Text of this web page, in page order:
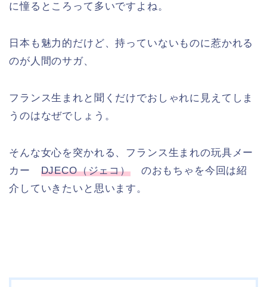
に憧るところって多いですよね。
日本も魅力的だけど、持っていないものに惹かれる
のが人間のサガ、
フランス生まれと聞くだけでおしゃれに見えてしま
うのはなぜでしょう。
そんな女心を突かれる、フランス生まれの玩具メー
カー DJECO（ジェコ）のおもちゃを今回は紹
介していきたいと思います。